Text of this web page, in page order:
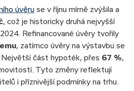
úvěru se v říjnu mírně zvýšila a
, což je historicky druhá nejvyšší
Refinancované úvěry tvořily
, zatímco úvěry na výstavbu se
. Největší část hypoték, přes 67 %
Tyto změny reflektují
i příznivější podmínky na trhu.